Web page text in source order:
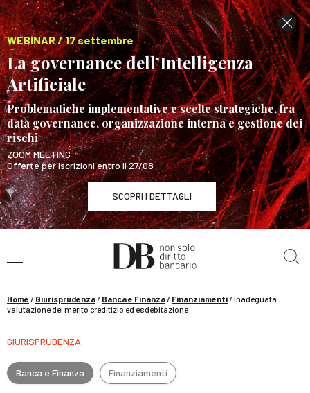
WEBINAR / 17 settembre
La governance dell’Intelligenza
Artificiale
Problematiche implementative e scelte strategiche, fra
data governance, organizzazione interna e gestione dei
rischi
ZOOM MEETING
Offerte per iscrizioni entro il 27/08
SCOPRI I DETTAGLI
WEBINAR / 17 settembre
La governance dell’Intelligenza Artificiale
Home / Giurisprudenza/ Banca e Finanza/ Finanziamenti/Inadeguata
valutazione del merito creditizio ed esdebitazione
GIURISPRUDENZA
Banca e Finanza Finanziamenti